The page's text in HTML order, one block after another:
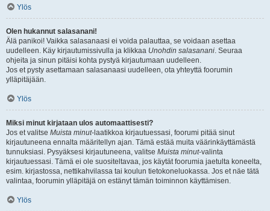
Ylös
Olen hukannut salasanani!
Älä panikoi! Vaikka salasanaasi ei voida palauttaa, se voidaan asettaa
uudelleen. Käy kirjautumissivulla ja klikkaa Unohdin salasanani. Seuraa
ohjeita ja sinun pitäisi kohta pystyä kirjautumaan uudelleen.
Jos et pysty asettamaan salasanaasi uudelleen, ota yhteyttä foorumin
ylläpitäjään.
Ylös
Miksi minut kirjataan ulos automaattisesti?
Jos et valitse Muista minut-laatikkoa kirjautuessasi, foorumi pitää sinut
kirjautuneena ennalta määritellyn ajan. Tämä estää muita väärinkäyttämästä
tunnuksiasi. Pysyäksesi kirjautuneena, valitse Muista minut-valinta
kirjautuessasi. Tämä ei ole suositeltavaa, jos käytät foorumia jaetulta koneelta,
esim. kirjastossa, nettikahvilassa tai koulun tietokoneluokassa. Jos et näe tätä
valintaa, foorumin ylläpitäjä on estänyt tämän toiminnon käyttämisen.
Ylös